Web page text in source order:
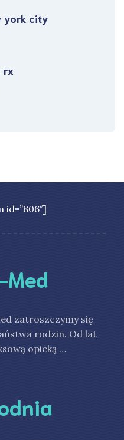
york city
rx
zatroszczymy się
rodzin. Od lat
opieką …